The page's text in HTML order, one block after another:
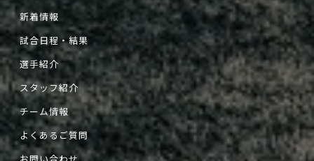
新着情報
試合日程・結果
選手紹介
スタッフ紹介
チーム情報
よくあるご質問